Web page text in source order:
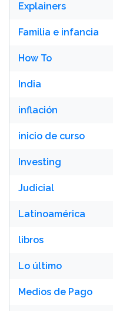
Explainers
Familia e infancia
How To
India
inflación
inicio de curso
Investing
Judicial
Latinoamérica
libros
Lo último
Medios de Pago